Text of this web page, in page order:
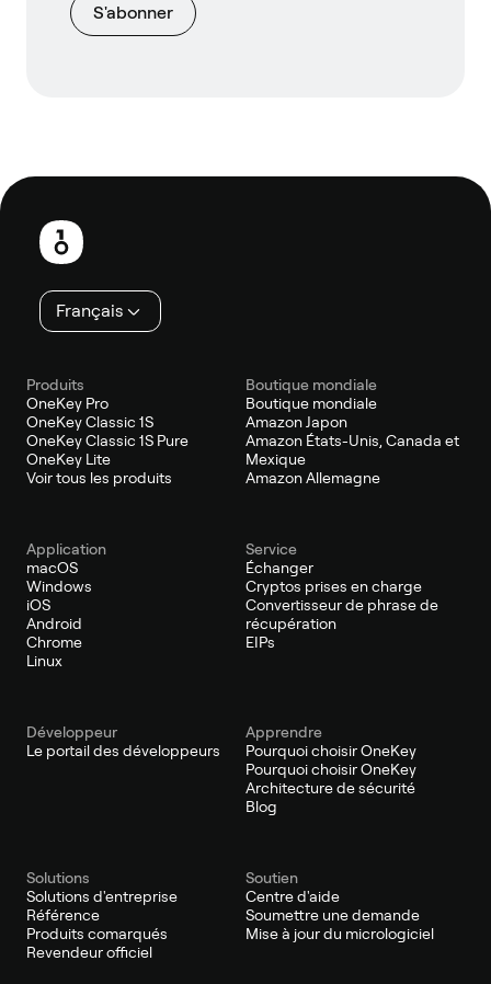
S'abonner
Pied
page
Français
Produits
OneKey Pro
OneKey Classic 1S
OneKey Classic 1S Pure
OneKey Lite
Voir tous les produits
Boutique mondiale
Boutique mondiale
Amazon Japon
Amazon États-Unis, Canada et
Mexique
Amazon Allemagne
Application
macOS
Windows
iOS
Android
Chrome
Linux
Service
Échanger
Cryptos prises en charge
Convertisseur de phrase de
récupération
EIPs
Développeur
Le portail des développeurs
Apprendre
Pourquoi choisir OneKey
Pourquoi choisir OneKey
Architecture de sécurité
Blog
Solutions
Solutions d'entreprise
Référence
Produits comarqués
Revendeur officiel
Soutien
Centre d'aide
Soumettre une demande
Mise à jour du micrologiciel